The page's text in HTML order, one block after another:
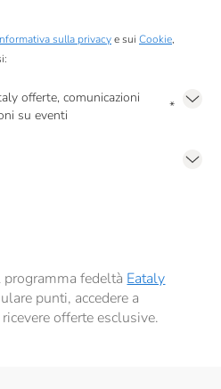
sulla privacye sui Cookie,
offerte, comunicazioni
su eventi
*
in caso di consenso prestato ai
programma fedeltà Eataly
punti, accedere a
offerte esclusive.